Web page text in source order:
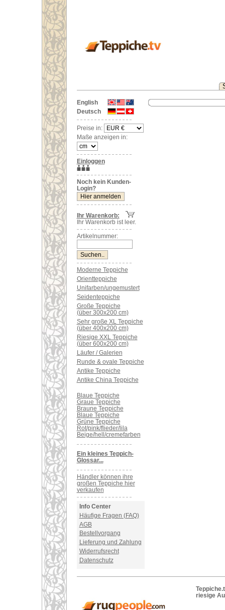
English
Deutsch
Preise in:
Maße anzeigen in:
Einloggen
Noch kein Kunden-
Login?
Ihr Warenkorb:
Ihr Warenkorb ist leer.
Artikelnummer:
Moderne Teppiche
Orientteppiche
Unifarben/ungemustert
Seidenteppiche
Große Teppiche
(über 300x200 cm)
Sehr große XL Teppiche
(über 400x200 cm)
Riesige XXL Teppiche
(über 600x200 cm)
Läufer / Galerien
Runde & ovale Teppiche
Antike Teppiche
Antike China Teppiche
Blaue Teppiche
Graue Teppiche
Braune Teppiche
Blaue Teppiche
Grüne Teppiche
Rot/pink/flieder/lila
Beige/hell/cremefarben
Ein kleines Teppich-
Glossar...
Händler können ihre
großen Teppiche hier
verkaufen
Info Center
Häufige Fragen (FAQ)
AGB
Bestellvorgang
Lieferung und Zahlung
Widerrufsrecht
Datenschutz
riesige